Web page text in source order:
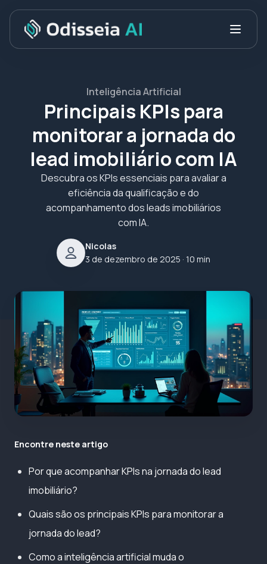
Inteligência Artificial
Principais KPIs para
monitorar a jornada do
lead imobiliário com IA
Descubra os KPIs essenciais para avaliar a
eficiência da qualificação e do
acompanhamento dos leads imobiliários
com IA.
Nicolas
3 de dezembro de 2025 · 10 min
Encontre neste artigo
Por que acompanhar KPIs na jornada do lead
imobiliário?
Quais são os principais KPIs para monitorar a
jornada do lead?
Como a inteligência artificial muda o